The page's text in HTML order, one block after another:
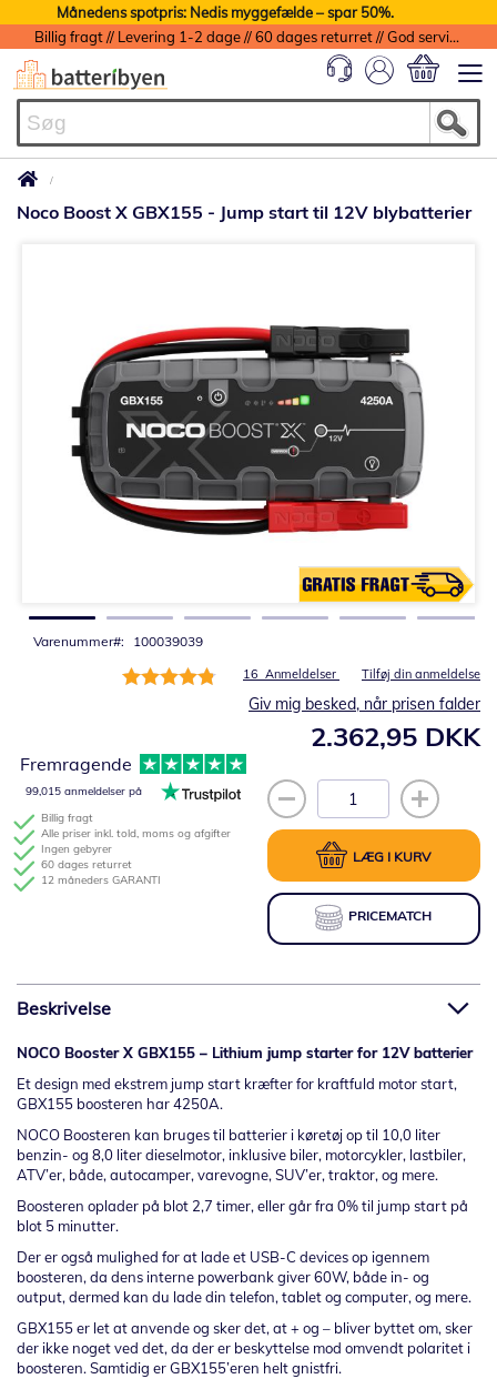
Månedens spotpris: Nedis myggefælde – spar 50%.
Billig fragt // Levering 1-2 dage // 60 dages returret // God service med garanti
Noco Boost X GBX155 - Jump start til 12V blybatterier
Varenummer 100039039
Bedømmelse:
16 Anmeldelser Tilføj din anmeldelse
2.362,95 DKK
Giv mig besked, når prisen falder
LÆG I KURV
PRICEMATCH
Billig fragt
Alle priser inkl. told, moms og afgifter
Ingen gebyrer
60 dages returret
12 måneders GARANTI
Fremragende
99,015 anmeldelser på
billedgalleriet
Beskrivelse
NOCO Booster X GBX155 – Lithium jump starter for 12V batterier
Et design med ekstrem jump start kræfter for kraftfuld motor start,
GBX155 boosteren har 4250A.
NOCO Boosteren kan bruges til batterier i køretøj op til 10,0 liter
benzin- og 8,0 liter dieselmotor, inklusive biler, motorcykler, lastbiler,
ATV’er, både, autocamper, varevogne, SUV’er, traktor, og mere.
Boosteren oplader på blot 2,7 timer, eller går fra 0% til jump start på
blot 5 minutter.
Der er også mulighed for at lade et USB-C devices op igennem
boosteren, da dens interne powerbank giver 60W, både in- og
output, dermed kan du lade din telefon, tablet og computer, og mere.
GBX155 er let at anvende og sker det, at + og – bliver byttet om, sker
der ikke noget ved det, da der er beskyttelse mod omvendt polaritet i
boosteren. Samtidig er GBX155’eren helt gnistfri.